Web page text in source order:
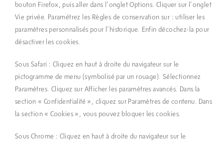
bouton Firefox, puis aller dans l’onglet Options. Cliquer sur l’onglet
Vie privée. Paramétrez les Règles de conservation sur : utiliser les
paramètres personnalisés pour l’historique. Enfin décochez-la pour
désactiver les cookies.
Sous Safari : Cliquez en haut à droite du navigateur sur le
pictogramme de menu (symbolisé par un rouage). Sélectionnez
Paramètres. Cliquez sur Afficher les paramètres avancés. Dans la
section « Confidentialité », cliquez sur Paramètres de contenu. Dans
la section « Cookies », vous pouvez bloquer les cookies.
Sous Chrome : Cliquez en haut à droite du navigateur sur le